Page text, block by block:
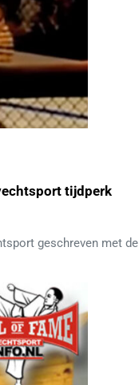
tijdperk
geschreven met de